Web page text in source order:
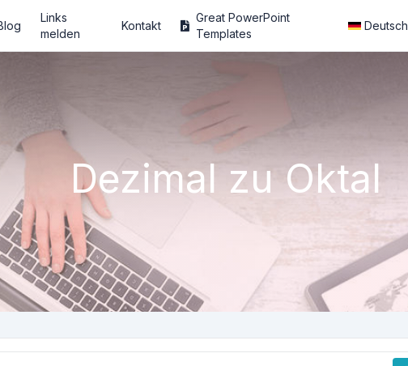
Links
melden
Kontakt
Great PowerPoint
Templates
Deutsch
Dezimal zu Oktal